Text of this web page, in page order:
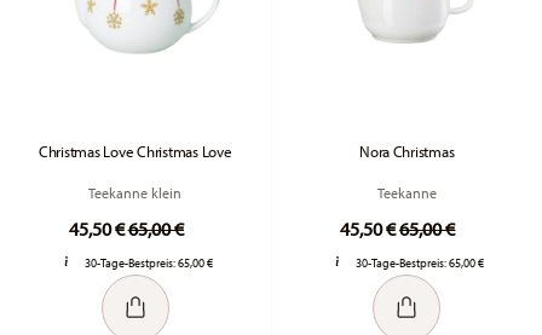
Christmas Love Christmas Love
Teekanne klein
45,50 €Price reduced from
65,00 €to
30-Tage-Bestpreis:65,00 €
Nora Christmas
Teekanne
45,50 €Price reduced
65,00 €to
30-Tage-Bestpreis:65,00 €